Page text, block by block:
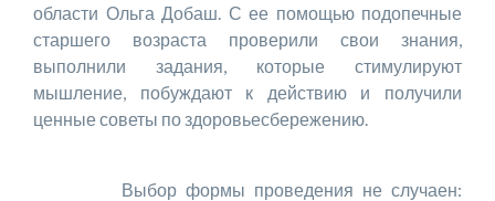
области Ольга Добаш. С ее помощью подопечные
старшего возраста проверили свои знания,
выполнили задания, которые стимулируют
мышление, побуждают к действию и получили
ценные советы по здоровьесбережению.
Выбор формы проведения не случаен: